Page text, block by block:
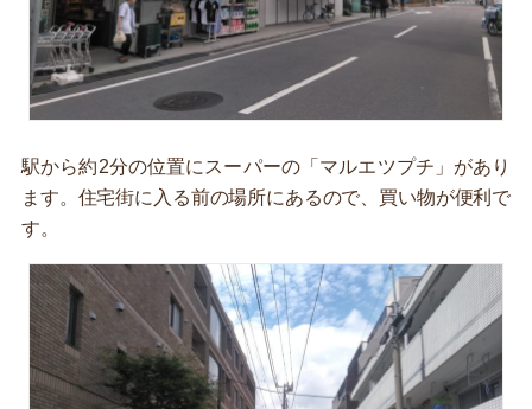
駅から約2分の位置にスーパーの「マルエツプチ」があり
ます。住宅街に入る前の場所にあるので、買い物が便利で
す。